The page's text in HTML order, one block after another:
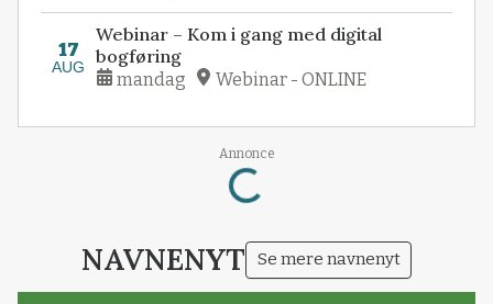
17
AUG
Webinar – Kom i gang med digital
bogføring
mandag Webinar - ONLINE
Annonce
Loading...
NAVNENYT Se mere navnenyt